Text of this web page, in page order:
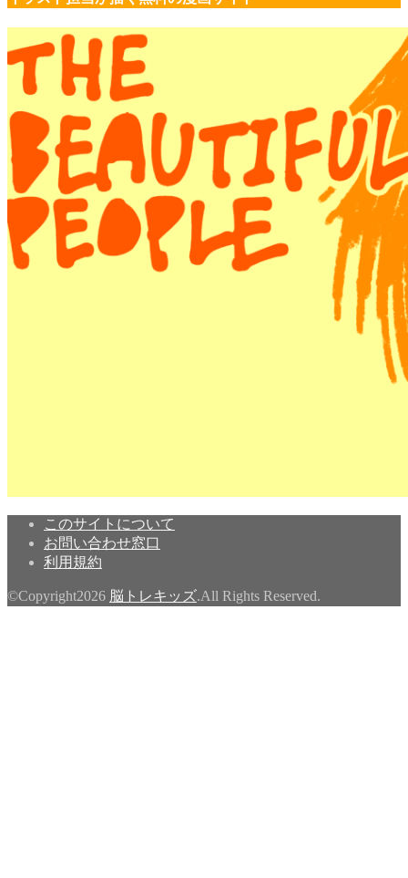
このサイトについて
お問い合わせ窓口
利用規約
©Copyright2026 脳トレキッズ.All Rights Reserved.